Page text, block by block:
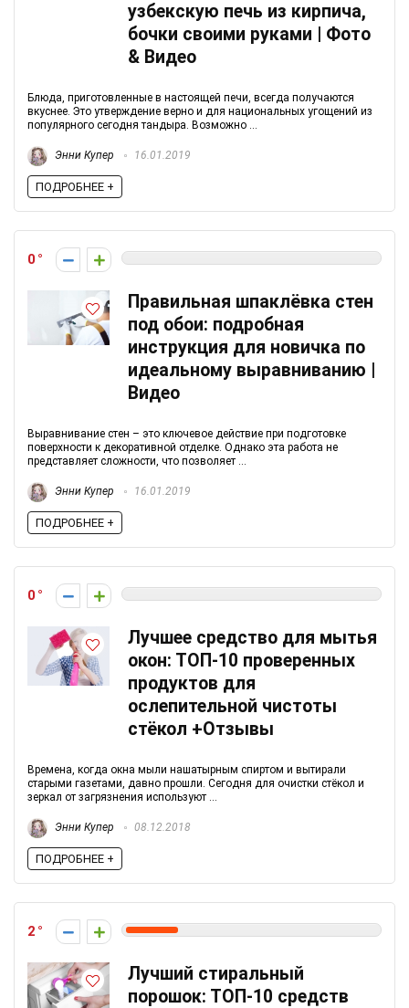
узбекскую печь из кирпича,
бочки своими руками | Фото
& Видео
Блюда, приготовленные в настоящей печи, всегда получаются
вкуснее. Это утверждение верно и для национальных угощений из
популярного сегодня тандыра. Возможно ...
Энни Купер 16.01.2019
ПОДРОБНЕЕ +
0
Правильная шпаклёвка стен
под обои: подробная
инструкция для новичка по
идеальному выравниванию |
Видео
Выравнивание стен – это ключевое действие при подготовке
поверхности к декоративной отделке. Однако эта работа не
представляет сложности, что позволяет ...
Энни Купер 16.01.2019
ПОДРОБНЕЕ +
0
Лучшее средство для мытья
окон: ТОП-10 проверенных
продуктов для
ослепительной чистоты
стёкол +Отзывы
Времена, когда окна мыли нашатырным спиртом и вытирали
старыми газетами, давно прошли. Сегодня для очистки стёкол и
зеркал от загрязнения используют ...
Энни Купер 08.12.2018
ПОДРОБНЕЕ +
2
Лучший стиральный
порошок: ТОП-10 средств